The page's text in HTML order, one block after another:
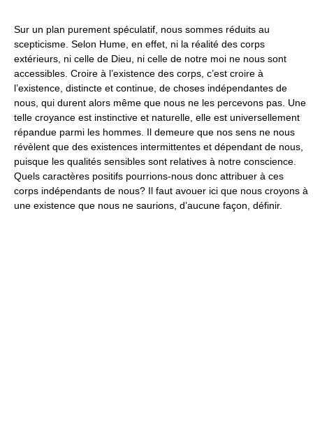
Sur un plan purement spéculatif, nous sommes réduits au
scepticisme. Selon Hume, en effet, ni la réalité des corps
extérieurs, ni celle de Dieu, ni celle de notre moi ne nous sont
accessibles. Croire à l’existence des corps, c’est croire à
l’existence, distincte et continue, de choses indépendantes de
nous, qui durent alors même que nous ne les percevons pas. Une
telle croyance est instinctive et naturelle, elle est universellement
répandue parmi les hommes. Il demeure que nos sens ne nous
révèlent que des existences intermittentes et dépendant de nous,
puisque les qualités sensibles sont relatives à notre conscience.
Quels caractères positifs pourrions-nous donc attribuer à ces
corps indépendants de nous? Il faut avouer ici que nous croyons à
une existence que nous ne saurions, d’aucune façon, définir.